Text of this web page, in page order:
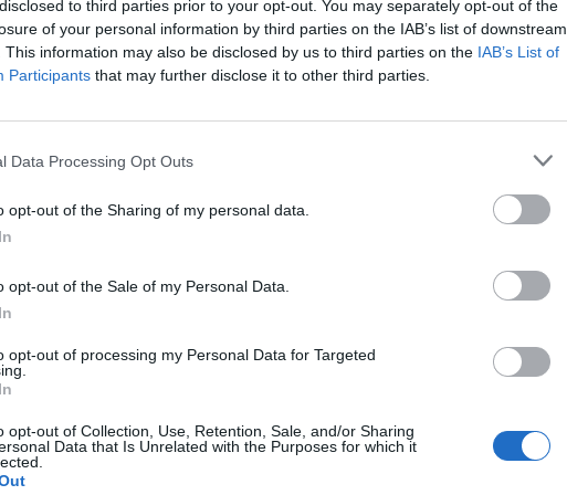
to third parties prior to your opt-out. You may separately opt-out of the
of your personal information by third parties on the IAB’s list of downstream
This information may also be disclosed by us to third parties on the IAB’s List of
Participants that may further disclose it to other third parties.
Data Processing Opt Outs
opt-out of the Sharing of my personal data.
opt-out of the Sale of my Personal Data.
opt-out of processing my Personal Data for Targeted
opt-out of Collection, Use, Retention, Sale, and/or Sharing
Data that Is Unrelated with the Purposes for which it
à surveiller
un cancer du poumon. Parmi eux : des infections
les crachats, une douleur lors de la respiration ou
fatigue chronique, ou une perte de poids inexpliquée.
ongles avec un ramollissement du lit de l’ongle et une
mais c’est plus rare.
les fumeurs, les ex-fumeurs, les consommateurs de
été exposées à des substances comme l’amiante
une radiographie ou un scanner thoracique pour
masse suspecte dans les poumons, explique le Dr